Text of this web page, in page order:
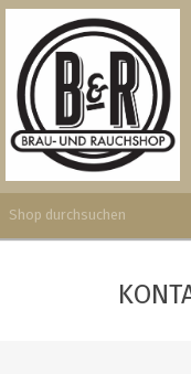
REGISTRIERUNG